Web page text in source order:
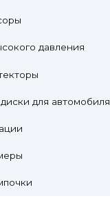
давления
для автомобиля